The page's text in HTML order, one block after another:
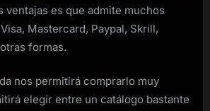
ventajas es que admite muchos
Mastercard, Paypal, Skrill,
formas.
nos permitirá comprarlo muy
elegir entre un catálogo bastante